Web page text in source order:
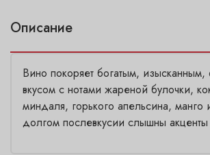
Описание
Вино покоряет богатым,
вкусом с нотами жареной булочки,
миндаля, горького апельсина, манго
долгом послевкусии слышны